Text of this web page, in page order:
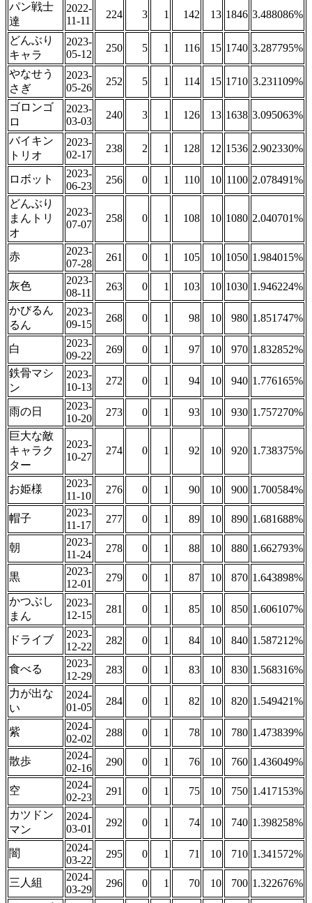
パン戦士
達
2022-
11-11
224 3 1 142 13 1846 3.488086%
どんぶり
キャラ
2023-
05-12
250 5 1 116 15 1740 3.287795%
やなせう
さぎ
2023-
05-26
252 5 1 114 15 1710 3.231109%
ゴロンゴ
ロ
2023-
03-03
240 3 1 126 13 1638 3.095063%
バイキン
トリオ
2023-
02-17
238 2 1 128 12 1536 2.902330%
ロボット
2023-
06-23
256 0 1 110 10 1100 2.078491%
どんぶり
まんトリ
オ
2023-
07-07
258 0 1 108 10 1080 2.040701%
赤
2023-
07-28
261 0 1 105 10 1050 1.984015%
灰色
2023-
08-11
263 0 1 103 10 1030 1.946224%
かびるん
るん
2023-
09-15
268 0 1 98 10 980 1.851747%
白
2023-
09-22
269 0 1 97 10 970 1.832852%
鉄骨マシ
ン
2023-
10-13
272 0 1 94 10 940 1.776165%
雨の日
2023-
10-20
273 0 1 93 10 930 1.757270%
巨大な敵
キャラク
ター
2023-
10-27
274 0 1 92 10 920 1.738375%
お姫様
2023-
11-10
276 0 1 90 10 900 1.700584%
帽子
2023-
11-17
277 0 1 89 10 890 1.681688%
朝
2023-
11-24
278 0 1 88 10 880 1.662793%
黒
2023-
12-01
279 0 1 87 10 870 1.643898%
かつぶし
まん
2023-
12-15
281 0 1 85 10 850 1.606107%
ドライブ
2023-
12-22
282 0 1 84 10 840 1.587212%
食べる
2023-
12-29
283 0 1 83 10 830 1.568316%
力が出な
い
2024-
01-05
284 0 1 82 10 820 1.549421%
紫
2024-
02-02
288 0 1 78 10 780 1.473839%
散歩
2024-
02-16
290 0 1 76 10 760 1.436049%
空
2024-
02-23
291 0 1 75 10 750 1.417153%
カツドン
マン
2024-
03-01
292 0 1 74 10 740 1.398258%
闇
2024-
03-22
295 0 1 71 10 710 1.341572%
三人組
2024-
03-29
296 0 1 70 10 700 1.322676%